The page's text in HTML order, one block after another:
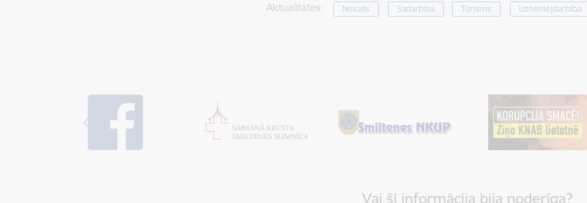
Aktualitātes: Novads Sadarbība Tūrisms Uzņēmējdarbība
Vai šī informācija bija noderīga?